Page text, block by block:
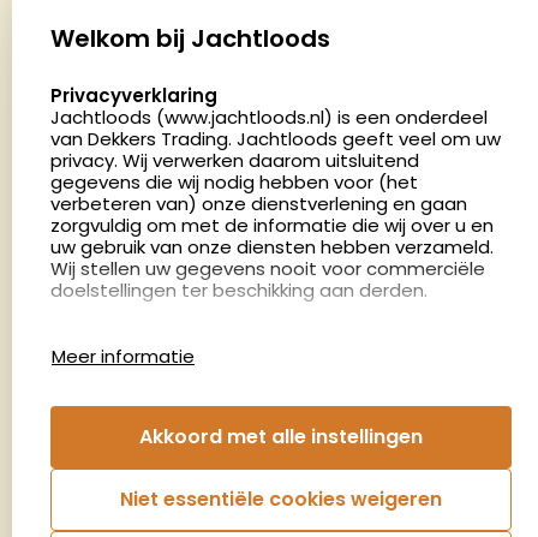
Palenrij 1
Nederland
4.8
2883 beoordelingen
Openingstijden
Dinsdag en donderdag: 13:00 - 17:00 én 18:00 - 21:00
uur
Afspraak maken
Nieuwsbrief
€5,- kortingsbon voor uw volgende bestelling.
Blijf op de hoogte van het laatste nieuws
Welkom bij Jachtloods
select language
Privacyverklaring
Jachtloods (www.jachtloods.nl) is een onderdeel
van Dekkers Trading. Jachtloods geeft veel om uw
privacy. Wij verwerken daarom uitsluitend
gegevens die wij nodig hebben voor (het
verbeteren van) onze dienstverlening en gaan
zorgvuldig om met de informatie die wij over u en
uw gebruik van onze diensten hebben verzameld.
Wij stellen uw gegevens nooit voor commerciële
doelstellingen ter beschikking aan derden.
gebruiken en hoe effectief de Adwords-
advertenties van Dekkers trading bij Google
zoekresultaatpagina’s zijn. De aldus verkregen
informatie wordt, met inbegrip van het adres van
uw computer (IP-adres), overgebracht naar en
Meer informatie
Akkoord met alle instellingen
Niet essentiële cookies weigeren